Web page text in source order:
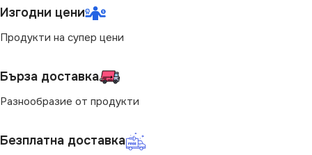
Изгодни цени
Продукти на супер цени
Бърза доставка
Разнообразие от продукти
Безплатна доставка